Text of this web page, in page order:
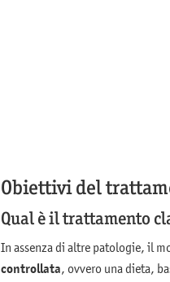
Obiettivi del
Qual è il trattamento
In assenza di altre patologie, il
controllata, ovvero una dieta,